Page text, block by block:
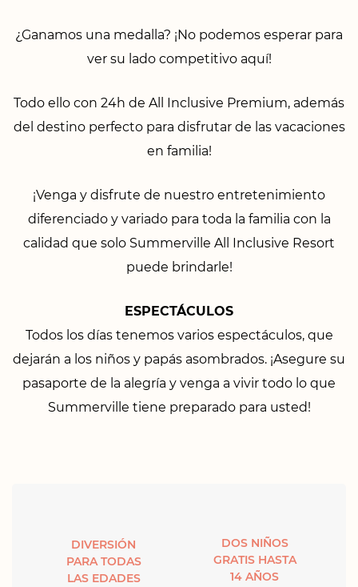
¿Ganamos una medalla? ¡No podemos esperar para
ver su lado competitivo aquí!
Todo ello con 24h de All Inclusive Premium, además
del destino perfecto para disfrutar de las vacaciones
en familia!
¡Venga y disfrute de nuestro entretenimiento
diferenciado y variado para toda la familia con la
calidad que solo Summerville All Inclusive Resort
puede brindarle!
ESPECTÁCULOS
Todos los días tenemos varios espectáculos, que
dejarán a los niños y papás asombrados. ¡Asegure su
pasaporte de la alegría y venga a vivir todo lo que
Summerville tiene preparado para usted!
DIVERSIÓN
PARA TODAS
LAS EDADES
DOS NIÑOS
GRATIS HASTA
14 AÑOS